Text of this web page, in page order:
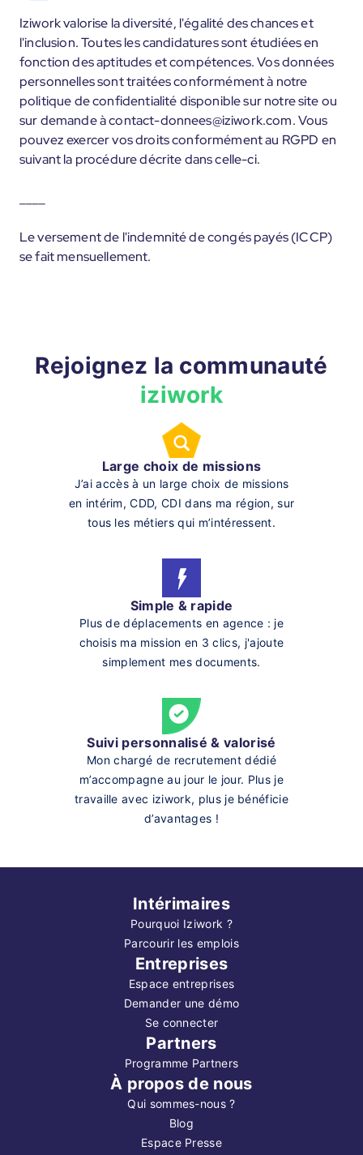
Iziwork valorise la diversité, l'égalité des chances et
l'inclusion. Toutes les candidatures sont étudiées en
fonction des aptitudes et compétences. Vos données
personnelles sont traitées conformément à notre
politique de confidentialité disponible sur notre site ou
sur demande à contact-donnees@iziwork.com. Vous
pouvez exercer vos droits conformément au RGPD en
suivant la procédure décrite dans celle-ci.
Le versement de l'indemnité de congés payés (ICCP)
se fait mensuellement.
Rejoignez la communauté
iziwork
Large choix de missions
J’ai accès à un large choix de missions
en intérim, CDD, CDI dans ma région, sur
tous les métiers qui m’intéressent.
Simple & rapide
Plus de déplacements en agence : je
choisis ma mission en 3 clics, j'ajoute
simplement mes documents.
Suivi personnalisé & valorisé
Mon chargé de recrutement dédié
m’accompagne au jour le jour. Plus je
travaille avec iziwork, plus je bénéficie
d’avantages !
Intérimaires
Pourquoi Iziwork ?
Parcourir les emplois
Entreprises
Espace entreprises
Demander une démo
Se connecter
Partners
Programme Partners
À propos de nous
Qui sommes-nous ?
Blog
Espace Presse